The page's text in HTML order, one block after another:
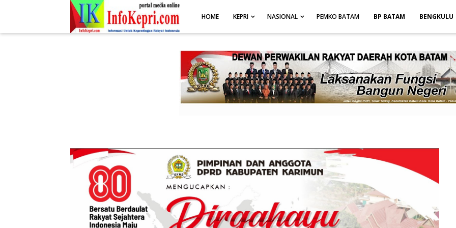
.post-body img { display: block; margin: 0 auto; max-width: 100%; height: auto; }
HOME KEPRI NASIONAL PEMKO BATAM BP BATAM BENGKULU